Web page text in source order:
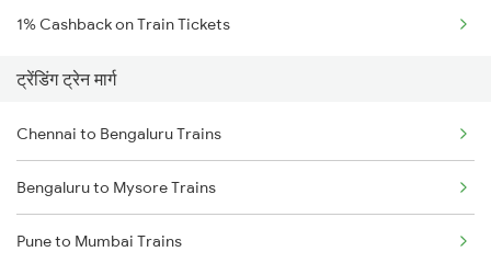
1% Cashback on Train Tickets
ट्रेंडिंग ट्रेन मार्ग
Chennai to Bengaluru Trains
Bengaluru to Mysore Trains
Pune to Mumbai Trains